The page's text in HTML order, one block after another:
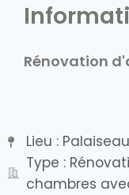
Rénovation
Lieu :
Type :
chambres